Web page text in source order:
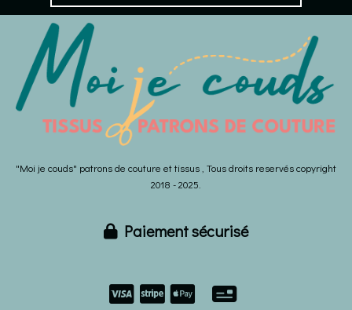
"Moi je couds" patrons de couture et tissus , Tous droits reservés copyright
2018 - 2025.
 Paiement sécurisé
 